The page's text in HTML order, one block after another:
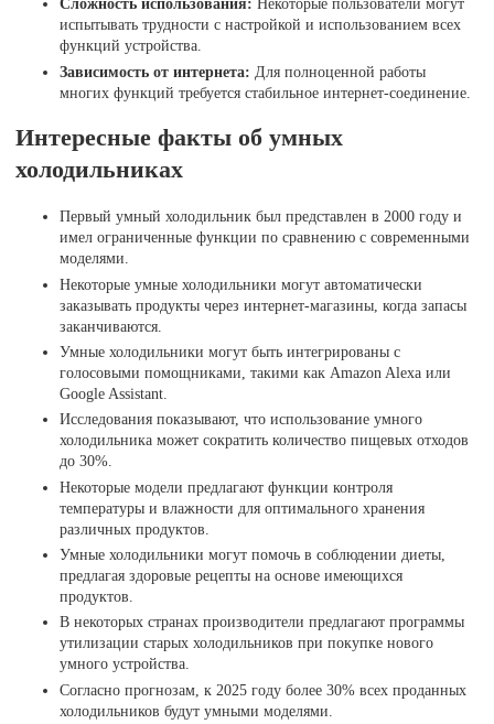
испытывать трудности с настройкой и использованием всех
функций устройства.
Зависимость от интернета: Для полноценной работы
многих функций требуется стабильное интернет-соединение.
Интересные факты об умных
холодильниках
Первый умный холодильник был представлен в 2000 году и
имел ограниченные функции по сравнению с современными
моделями.
Некоторые умные холодильники могут автоматически
заказывать продукты через интернет-магазины, когда запасы
заканчиваются.
Умные холодильники могут быть интегрированы с
голосовыми помощниками, такими как Amazon Alexa или
Google Assistant.
Исследования показывают, что использование умного
холодильника может сократить количество пищевых отходов
до 30%.
Некоторые модели предлагают функции контроля
температуры и влажности для оптимального хранения
различных продуктов.
Умные холодильники могут помочь в соблюдении диеты,
предлагая здоровые рецепты на основе имеющихся
продуктов.
В некоторых странах производители предлагают программы
утилизации старых холодильников при покупке нового
умного устройства.
Согласно прогнозам, к 2025 году более 30% всех проданных
холодильников будут умными моделями.